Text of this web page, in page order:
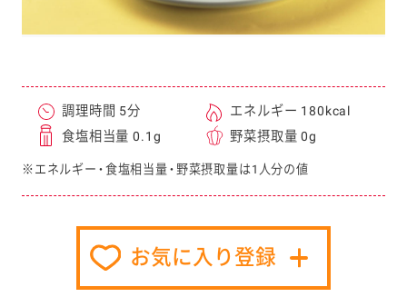
調理時間 5分
エネルギー 180kcal
食塩相当量 0.1g
野菜摂取量 0g
※エネルギー・食塩相当量・野菜摂取量は1人分の値
お気に入り登録